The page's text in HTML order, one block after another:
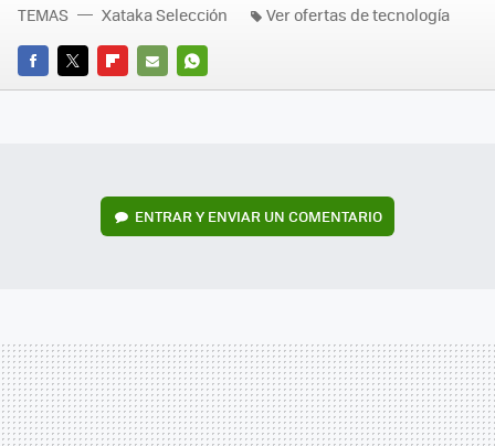
FACEBOOK
TWITTERFLIPBOARD
E-
WHATSAPP
TEMAS Xataka Selección Ver ofertas de tecnología
ENTRAR Y ENVIAR UN COMENTARIO